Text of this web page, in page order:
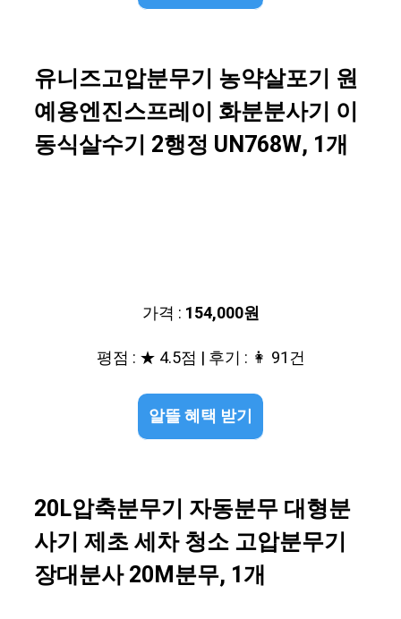
유니즈고압분무기 농약살포기 원
예용엔진스프레이 화분분사기 이
동식살수기 2행정 UN768W, 1개
가격 : 154,000원
평점 : ★ 4.5점 | 후기 : 👩 91건
알뜰 혜택 받기
20L압축분무기 자동분무 대형분
사기 제초 세차 청소 고압분무기
장대분사 20M분무, 1개